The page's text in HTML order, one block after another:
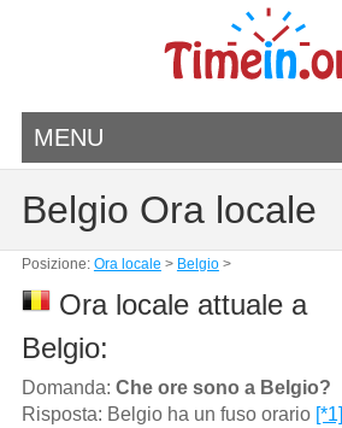
MENU
Belgio Ora locale
Posizione: Ora locale > Belgio>
Ora locale attuale a
Belgio:
Domanda: Che ore sono a Belgio?
Risposta: Belgio ha un fuso orario [*1]